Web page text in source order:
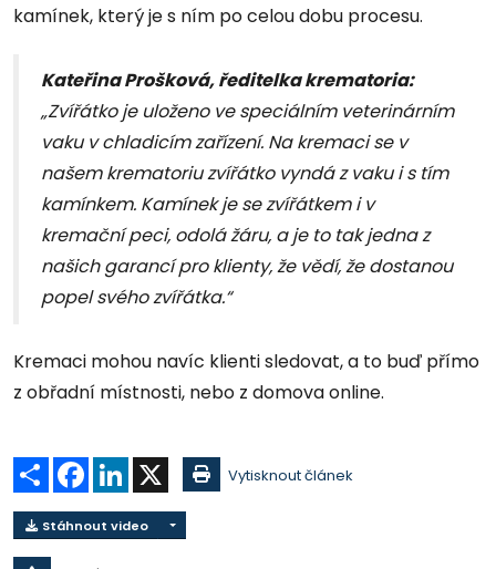
kamínek, který je s ním po celou dobu procesu.
Kateřina Prošková, ředitelka krematoria:
„Zvířátko je uloženo ve speciálním veterinárním
vaku v chladicím zařízení. Na kremaci se v
našem krematoriu zvířátko vyndá z vaku i s tím
kamínkem. Kamínek je se zvířátkem i v
kremační peci, odolá žáru, a je to tak jedna z
našich garancí pro klienty, že vědí, že dostanou
popel svého zvířátka.“
Kremaci mohou navíc klienti sledovat, a to buď přímo
z obřadní místnosti, nebo z domova online.
Sdílet Facebook
LinkedIn Vytisknout článek
Stáhnout video